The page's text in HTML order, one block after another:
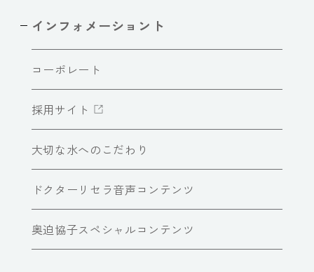
インフォメーショント
コーポレート
採用サイト
大切な水へのこだわり
ドクターリセラ音声コンテンツ
奥迫協子スペシャルコンテンツ